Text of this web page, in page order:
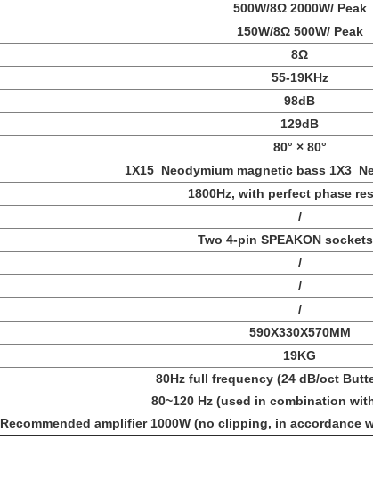
500W/8Ω 2000W/ Peak
150W/8Ω 500W/ Peak
8Ω
55-19KHz
98dB
129dB
80° × 80°
1X15 Neodymium magnetic bass 1X3
1800Hz, with perfect phase
/
Two 4-pin SPEAKON
/
/
/
590X330X570MM
19KG
80Hz full frequency (24 dB/oct
80~120 Hz (used in combination
Recommended amplifier 1000W (no clipping, in accordance